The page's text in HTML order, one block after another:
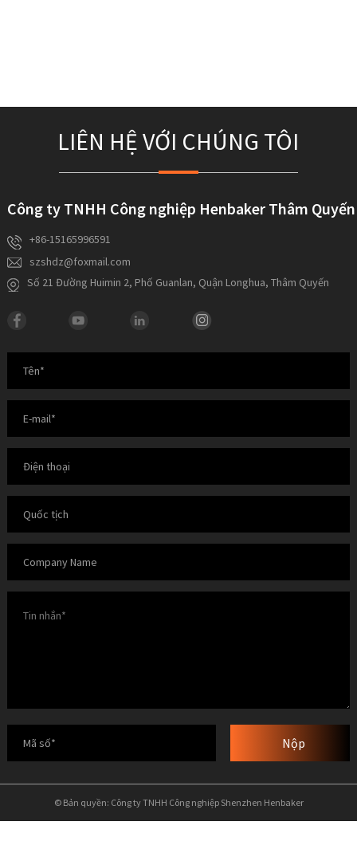
LIÊN HỆ VỚI CHÚNG TÔI
Công ty TNHH Công nghiệp Henbaker Thâm Quyến
+86-15165996591
szshdz@foxmail.com
Số 21 Đường Huimin 2, Phố Guanlan, Quận Longhua, Thâm Quyến
Nộp
© Bản quyền: Công ty TNHH Công nghiệp Shenzhen Henbaker